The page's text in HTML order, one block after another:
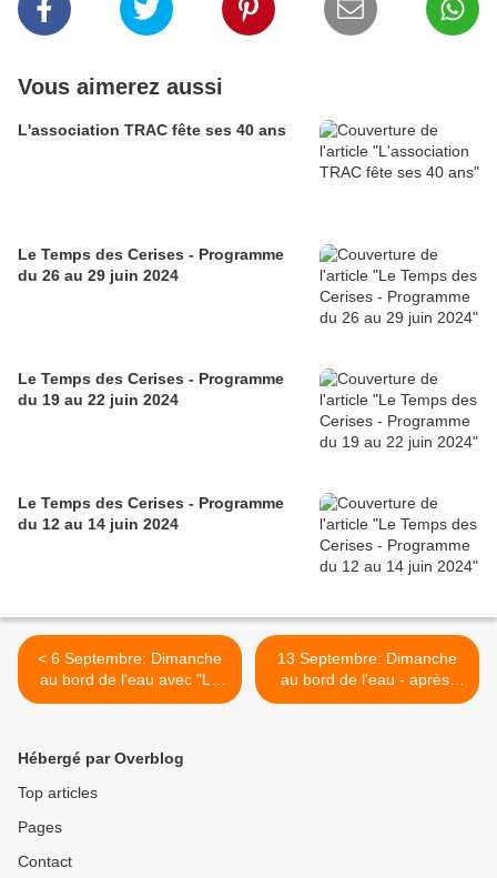
Vous aimerez aussi
L'association TRAC fête ses 40 ans
Le Temps des Cerises - Programme
du 26 au 29 juin 2024
Le Temps des Cerises - Programme
du 19 au 22 juin 2024
Le Temps des Cerises - Programme
du 12 au 14 juin 2024
< 6 Septembre: Dimanche
au bord de l'eau avec "LA
PAROLIERE" au Temps des
13 Septembre: Dimanche
au bord de l'eau - après-
midi Concert au Temps des
Hébergé par Overblog
Top articles
Pages
Contact